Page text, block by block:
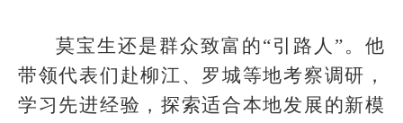
莫宝生还是群众致富的“引路人”。他
带领代表们赴柳江、罗城等地考察调研，
学习先进经验，探索适合本地发展的新模